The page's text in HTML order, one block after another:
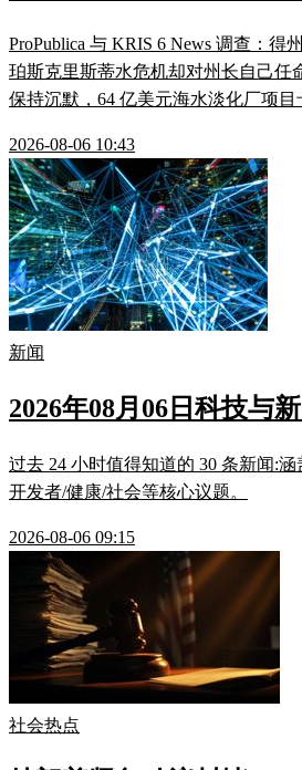
ProPublica 与 KRIS 6 News 调查：得
珀斯克里斯蒂水危机却对州长自己任
保持沉默，64 亿美元海水淡化厂项目
2026-08-06 10:43
新闻
2026年08月06日科技与
过去 24 小时值得知道的 30 条新闻:
开发者/健康/社会等核心议题。
2026-08-06 09:15
社会热点